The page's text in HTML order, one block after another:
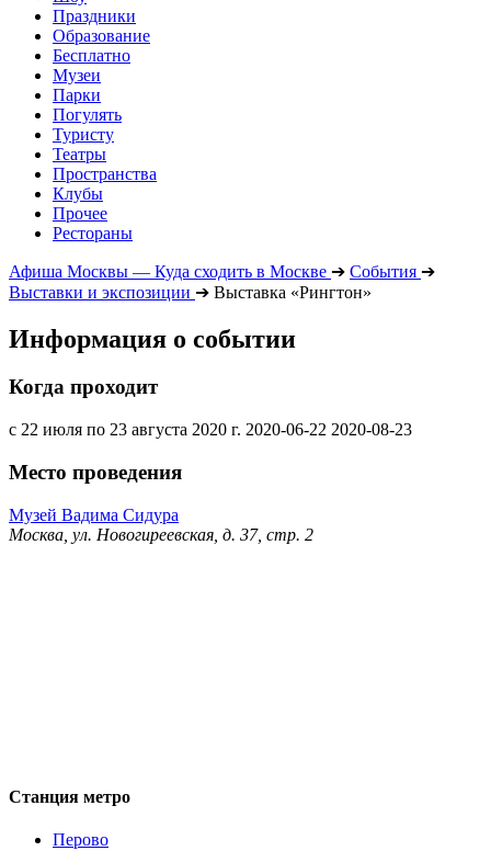
Праздники
Образование
Бесплатно
Музеи
Парки
Погулять
Туристу
Театры
Пространства
Клубы
Прочее
Рестораны
Афиша Москвы — Куда сходить в Москве ➔ События ➔
Выставки и экспозиции ➔ Выставка «Рингтон»
Информация о событии
Когда проходит
с 22 июля по 23 августа 2020 г. 2020-06-22 2020-08-23
Место проведения
Музей Вадима Сидура
Москва, ул. Новогиреевская, д. 37, стр. 2
Станция метро
Перово